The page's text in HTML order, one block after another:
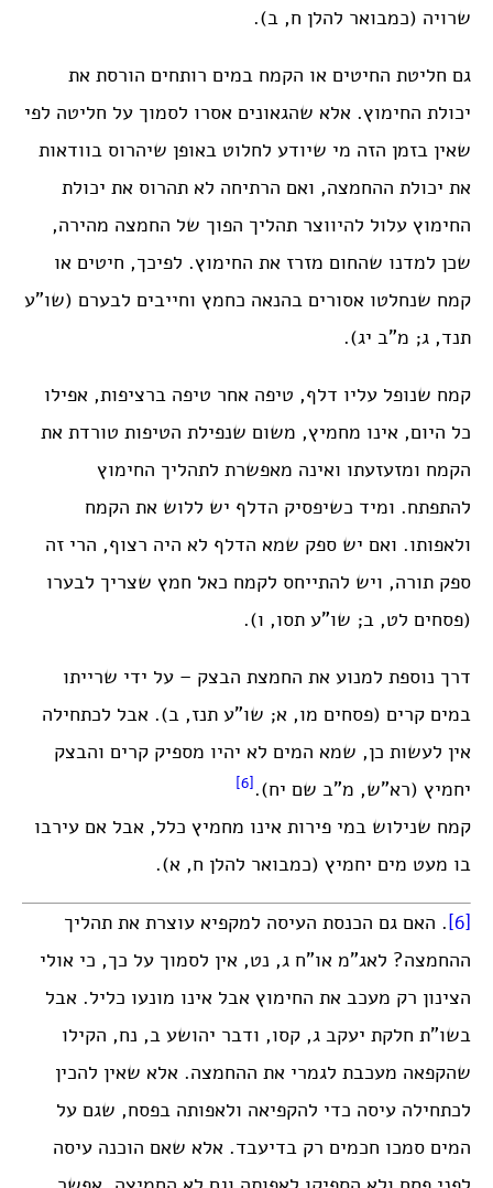
שרויה (כמבואר להלן ח, ב).
גם חליטת החיטים או הקמח במים רותחים הורסת את
יכולת החימוץ. אלא שהגאונים אסרו לסמוך על חליטה לפי
שאין בזמן הזה מי שיודע לחלוט באופן שיהרוס בוודאות
את יכולת ההחמצה, ואם הרתיחה לא תהרוס את יכולת
החימוץ עלול להיווצר תהליך הפוך של החמצה מהירה,
שכן למדנו שהחום מזרז את החימוץ. לפיכך, חיטים או
קמח שנחלטו אסורים בהנאה כחמץ וחייבים לבערם (שו”ע
תנד, ג; מ”ב יג).
קמח שנופל עליו דלף, טיפה אחר טיפה ברציפות, אפילו
כל היום, אינו מחמיץ, משום שנפילת הטיפות טורדת את
הקמח ומזעזעתו ואינה מאפשרת לתהליך החימוץ
להתפתח. ומיד כשיפסיק הדלף יש ללוש את הקמח
ולאפותו. ואם יש ספק שמא הדלף לא היה רצוף, הרי זה
ספק תורה, ויש להתייחס לקמח כאל חמץ שצריך לבערו
(פסחים לט, ב; שו”ע תסו, ו).
דרך נוספת למנוע את החמצת הבצק – על ידי שרייתו
במים קרים (פסחים מו, א; שו”ע תנז, ב). אבל לכתחילה
אין לעשות כן, שמא המים לא יהיו מספיק קרים והבצק
יחמיץ (רא”ש, מ”ב שם יח). [6]
קמח שנילוש במי פירות אינו מחמיץ כלל, אבל אם עירבו
בו מעט מים יחמיץ (כמבואר להלן ח, א).
[6]
. האם גם הכנסת העיסה למקפיא עוצרת את תהליך
ההחמצה? לאג”מ או”ח ג, נט, אין לסמוך על כך, כי אולי
הצינון רק מעכב את החימוץ אבל אינו מונעו כליל. אבל
בשו”ת חלקת יעקב ג, קסו, ודבר יהושע ב, נח, הקילו
שהקפאה מעכבת לגמרי את ההחמצה. אלא שאין להכין
לכתחילה עיסה כדי להקפיאה ולאפותה בפסח, שגם על
המים סמכו חכמים רק בדיעבד. אלא שאם הוכנה עיסה